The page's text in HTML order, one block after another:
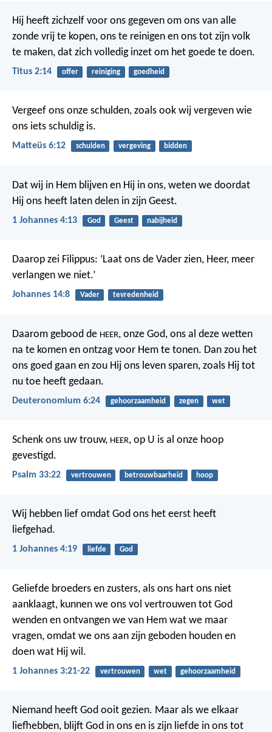
Hij heeft zichzelf voor ons gegeven om ons van alle
zonde vrij te kopen, ons te reinigen en ons tot zijn volk
te maken, dat zich volledig inzet om het goede te doen.
Titus 2:14 offer reiniging goedheid
Vergeef ons onze schulden, zoals ook wij vergeven wie
ons iets schuldig is.
Matteüs 6:12 schulden vergeving bidden
Dat wij in Hem blijven en Hij in ons, weten we doordat
Hij ons heeft laten delen in zijn Geest.
1 Johannes 4:13 God Geest nabijheid
Daarop zei Filippus: ‘Laat ons de Vader zien, Heer, meer
verlangen we niet.’
Johannes 14:8 Vader tevredenheid
Daarom gebood de HEER, onze God, ons al deze wetten
na te komen en ontzag voor Hem te tonen. Dan zou het
ons goed gaan en zou Hij ons leven sparen, zoals Hij tot
nu toe heeft gedaan.
Deuteronomium 6:24 gehoorzaamheid zegen wet
Schenk ons uw trouw, HEER, op U is al onze hoop
gevestigd.
Psalm 33:22 vertrouwen betrouwbaarheid hoop
Wij hebben lief omdat God ons het eerst heeft
liefgehad.
1 Johannes 4:19 liefde God
Geliefde broeders en zusters, als ons hart ons niet
aanklaagt, kunnen we ons vol vertrouwen tot God
wenden en ontvangen we van Hem wat we maar
vragen, omdat we ons aan zijn geboden houden en
doen wat Hij wil.
1 Johannes 3:21-22 vertrouwen wet gehoorzaamheid
Niemand heeft God ooit gezien. Maar als we elkaar
liefhebben, blijft God in ons en is zijn liefde in ons tot